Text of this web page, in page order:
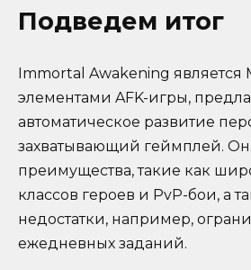
Подведем итог
Immortal Awakening является
элементами AFK-игры,
автоматическое развитие
захватывающий геймплей.
преимущества, такие как
классов героев и PvP-бои, а
недостатки, например,
ежедневных заданий.